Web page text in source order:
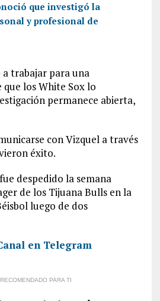
que investigó la
y profesional de
trabajar para una
que los White Sox lo
permanece abierta,
con Vizquel a través
éxito.
despedido la semana
de los Tijuana Bulls en la
luego de dos
en Telegram
PARA TI